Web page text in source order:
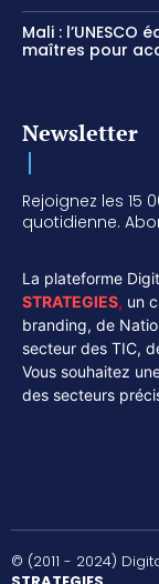
Mali :
maîtres pour
Newsletter
Rejoignez les 15
quotidienne.
La plateforme
STRATEGIES, un
branding, de
secteur des TIC,
Vous souhaitez
des secteurs
© (2011 - 2024)